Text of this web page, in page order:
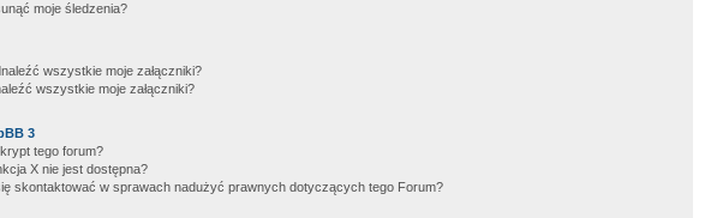
moje śledzenia?
wszystkie moje załączniki?
wszystkie moje załączniki?
3
tego forum?
X nie jest dostępna?
skontaktować w sprawach nadużyć prawnych dotyczących tego Forum?